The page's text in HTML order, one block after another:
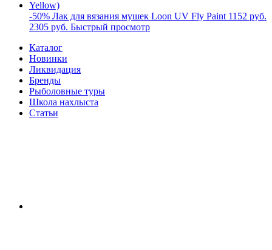
-50% Лак для вязания мушек Loon UV Fly Paint 1152 руб.
2305 руб. Быстрый просмотр
Каталог
Новинки
Ликвидация
Бренды
Рыболовные туры
Школа нахлыста
Статьи